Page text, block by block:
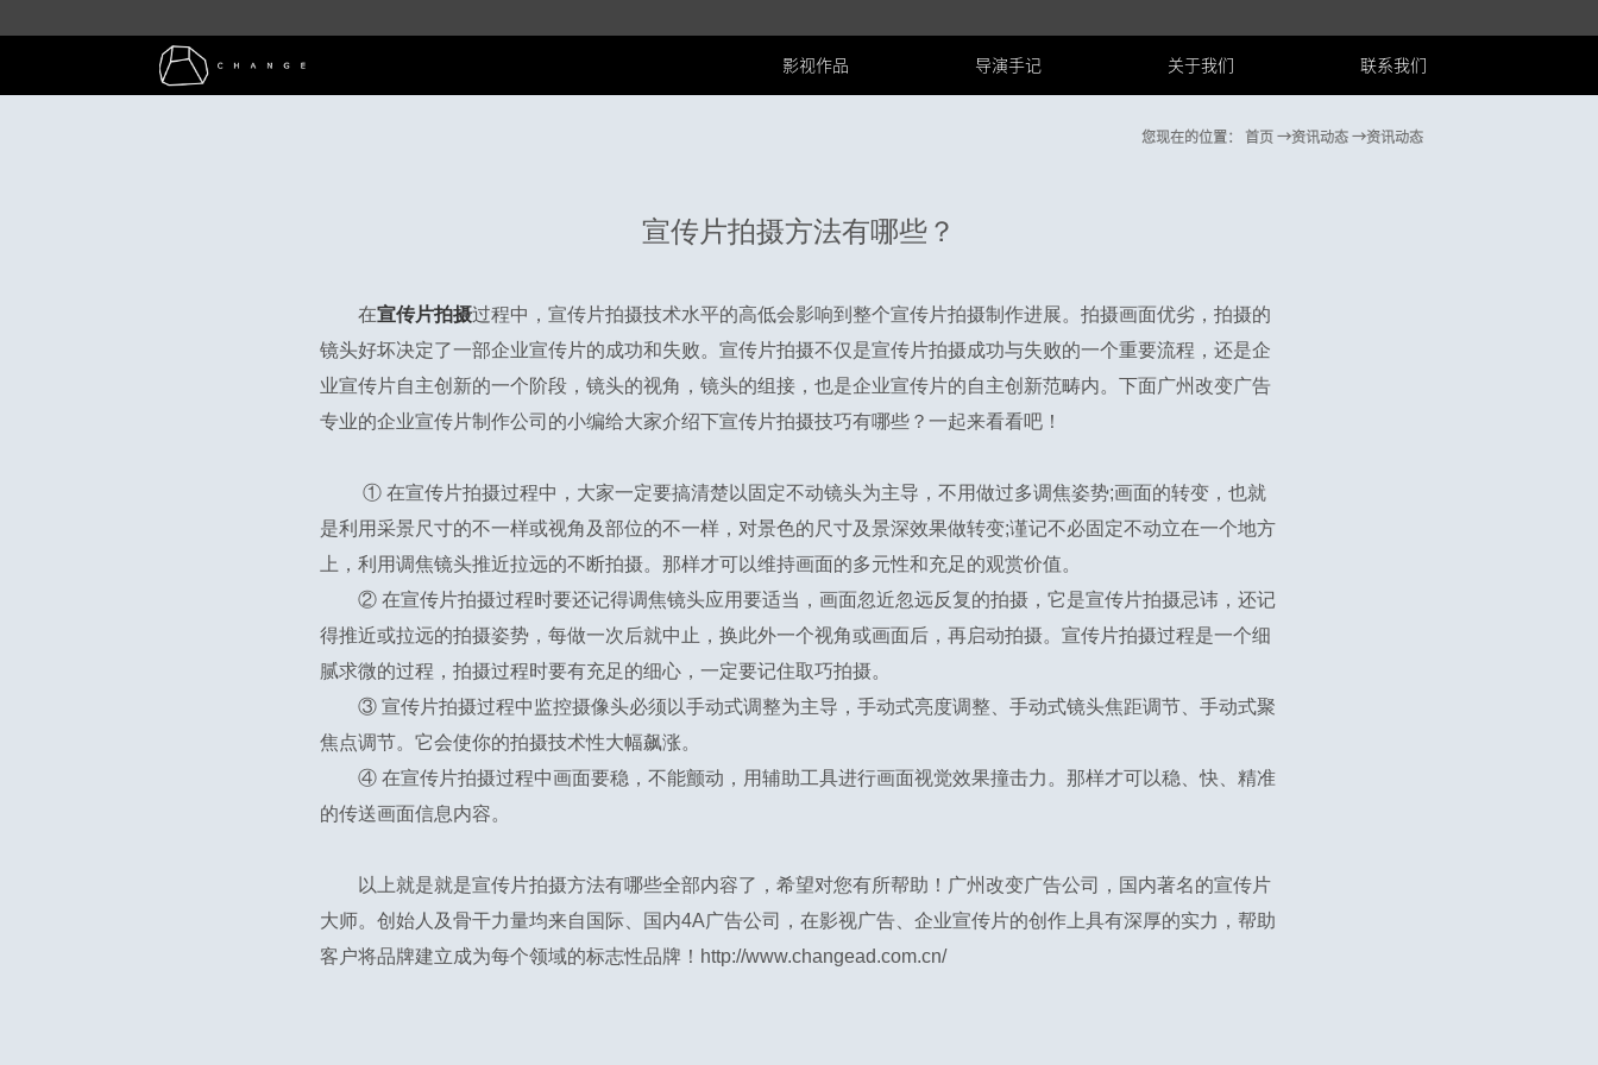
联系我们
关于我们
导演手记
影视作品
您现在的位置： 首页 →资讯动态 →资讯动态
宣传片拍摄方法有哪些？
在宣传片拍摄过程中，宣传片拍摄技术水平的高低会影响到整个宣传片拍摄制作进展。拍摄画面优劣，拍摄的
镜头好坏决定了一部企业宣传片的成功和失败。宣传片拍摄不仅是宣传片拍摄成功与失败的一个重要流程，还是企
业宣传片自主创新的一个阶段，镜头的视角，镜头的组接，也是企业宣传片的自主创新范畴内。下面广州改变广告
专业的企业宣传片制作公司的小编给大家介绍下宣传片拍摄技巧有哪些？一起来看看吧！
① 在宣传片拍摄过程中，大家一定要搞清楚以固定不动镜头为主导，不用做过多调焦姿势;画面的转变，也就
是利用采景尺寸的不一样或视角及部位的不一样，对景色的尺寸及景深效果做转变;谨记不必固定不动立在一个地方
上，利用调焦镜头推近拉远的不断拍摄。那样才可以维持画面的多元性和充足的观赏价值。
② 在宣传片拍摄过程时要还记得调焦镜头应用要适当，画面忽近忽远反复的拍摄，它是宣传片拍摄忌讳，还记
得推近或拉远的拍摄姿势，每做一次后就中止，换此外一个视角或画面后，再启动拍摄。宣传片拍摄过程是一个细
腻求微的过程，拍摄过程时要有充足的细心，一定要记住取巧拍摄。
③ 宣传片拍摄过程中监控摄像头必须以手动式调整为主导，手动式亮度调整、手动式镜头焦距调节、手动式聚
焦点调节。它会使你的拍摄技术性大幅飙涨。
④ 在宣传片拍摄过程中画面要稳，不能颤动，用辅助工具进行画面视觉效果撞击力。那样才可以稳、快、精准
的传送画面信息内容。
以上就是就是宣传片拍摄方法有哪些全部内容了，希望对您有所帮助！ 广州改变广告公司，国内著名的宣传片
大师。创始人及骨干力量均来自国际、国内4A广告公司，在影视广告、企业宣传片的创作上具有深厚的实力，帮助
客户将品牌建立成为每个领域的标志性品牌！ http://www.changead.com.cn/